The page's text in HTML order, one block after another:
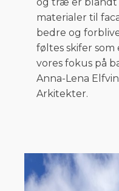
materialer til
bedre og
føltes skifer
vores fokus på
Anna-Lena
Arkitekter.